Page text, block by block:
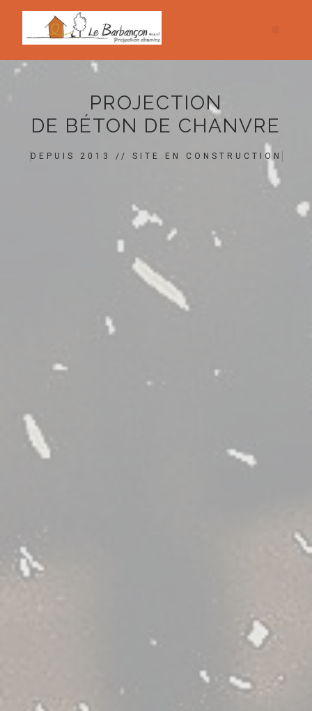
PROJECTION
DE BÉTON DE CHANVRE
DEPUIS 2013 // SITE EN CONSTRUCTION